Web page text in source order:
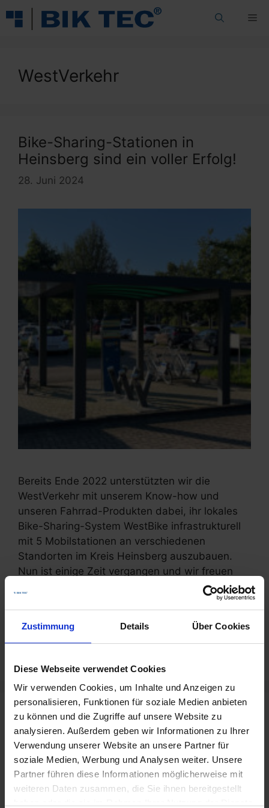
Zustimmung Details Über Cookies
Diese Webseite verwendet Cookies
Wir verwenden Cookies, um Inhalte und Anzeigen zu
personalisieren, Funktionen für soziale Medien anbieten
zu können und die Zugriffe auf unsere Website zu
analysieren. Außerdem geben wir Informationen zu Ihrer
Verwendung unserer Website an unsere Partner für
soziale Medien, Werbung und Analysen weiter. Unsere
Partner führen diese Informationen möglicherweise mit
weiteren Daten zusammen, die Sie ihnen bereitgestellt
Inhalt
WestVerkehr
Bike-Sharing-Stationen in
Heinsberg sind ein voller Erfolg!
28. Juni 2024
Bereits Ende 2022 unterstützten wir die
WestVerkehr mit unserem Know-how und
unseren Fahrrad-Produkten dabei, ihr lokales
Bike-Sharing-System WestBike infrastrukturell
mit 5 Mobilstationen an verschiedenen
Standorten im Kreis Heinsberg auszubauen.
Nun ist einige Zeit vergangen und wir freuen
uns darüber, dass die Anlagen nach wie vor
Neueste Beiträge
Fahrradparkhaus Bedburg eröffnet – mit
unserer Zugangstechnik
22. Mai 2026
Mehr Komfort und Sicherheit am Flughafen